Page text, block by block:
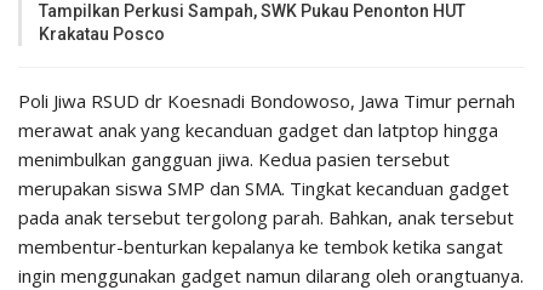
Tampilkan Perkusi Sampah, SWK Pukau Penonton HUT
Krakatau Posco
Poli Jiwa RSUD dr Koesnadi Bondowoso, Jawa Timur pernah
merawat anak yang kecanduan gadget dan latptop hingga
menimbulkan gangguan jiwa. Kedua pasien tersebut
merupakan siswa SMP dan SMA. Tingkat kecanduan gadget
pada anak tersebut tergolong parah. Bahkan, anak tersebut
membentur-benturkan kepalanya ke tembok ketika sangat
ingin menggunakan gadget namun dilarang oleh orangtuanya.